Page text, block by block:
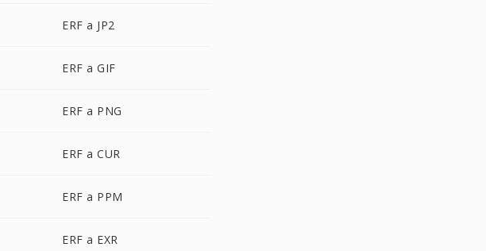
ERF a JP2
ERF a GIF
ERF a PNG
ERF a CUR
ERF a PPM
ERF a EXR